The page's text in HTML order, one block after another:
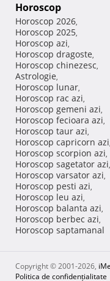
Horoscop
Horoscop 2026,
Horoscop 2025,
Horoscop azi,
Horoscop dragoste,
Horoscop chinezesc,
Astrologie,
Horoscop lunar,
Horoscop rac azi,
Horoscop gemeni azi,
Horoscop fecioara azi,
Horoscop taur azi,
Horoscop capricorn azi,
Horoscop scorpion azi,
Horoscop sagetator azi,
Horoscop varsator azi,
Horoscop pesti azi,
Horoscop leu azi,
Horoscop balanta azi,
Horoscop berbec azi,
Horoscop saptamanal
Copyright © 2001-2026,
Politica de confidențialitate